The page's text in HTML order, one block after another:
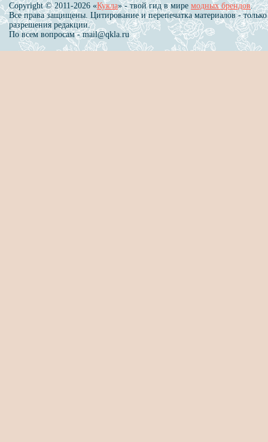
Copyright © 2011-2026 «Кукла» - твой гид в мире модных брендов.
Все права защищены. Цитирование и перепечатка материалов - только
разрешения редакции.
По всем вопросам - mail@qkla.ru